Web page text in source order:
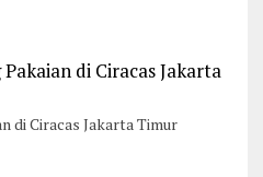
di Ciracas Jakarta Timur